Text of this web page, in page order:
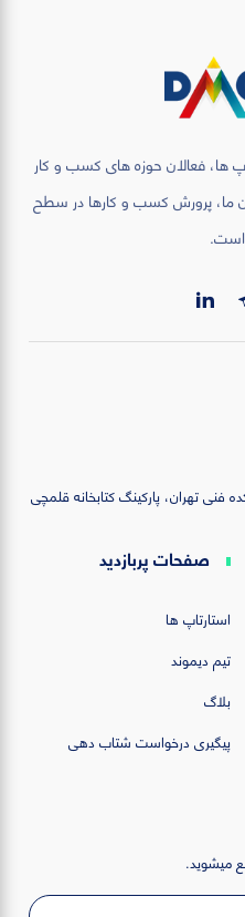
ها، فعالان حوزه های کسب و کار
ما، پرورش کسب و کارها در سطح
است.
فنی تهران، پارکینگ کتابخانه قلمچی
صفحات پربازدید
استارتاپ ها
تیم دیموند
بلاگ
پیگیری درخواست شتاب دهی
میشوید.